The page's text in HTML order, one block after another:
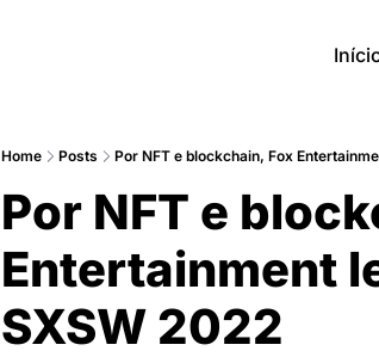
Home Posts Por NFT e blockchain, Fox
Por NFT e
Entertainment
SXSW 2022